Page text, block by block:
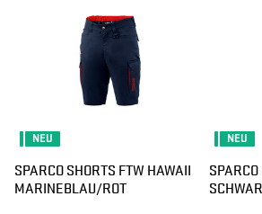
NEU
SPARCO SHORTS FTW HAWAII
MARINEBLAU/ROT
NEU